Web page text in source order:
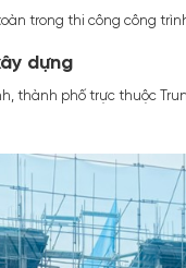
trong thi công công
dựng
thành phố trực thuộc